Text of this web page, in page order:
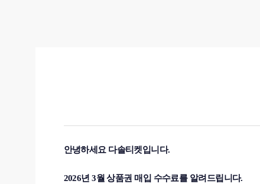
안녕하세요 다솔티켓입니다.
2026년 3월 상품권 매입 수수료를 알려드립니다.